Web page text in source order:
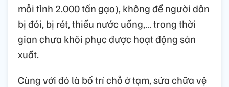
mỗi tỉnh 2.000 tấn gạo), không để người dân
bị đói, bị rét, thiếu nước uống,… trong thời
gian chưa khôi phục được hoạt động sản
xuất.
Cùng với đó là bố trí chỗ ở tạm, sửa chữa vệ